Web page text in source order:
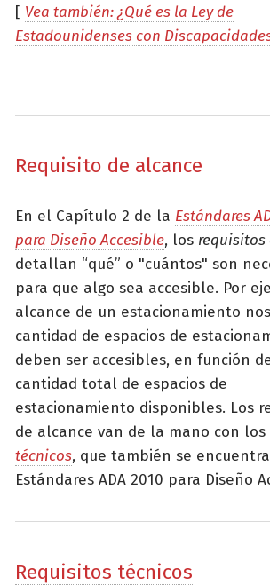
[ Vea también: ¿Qué es la Ley de
Estadounidenses con
Requisito de alcance
En el Capítulo 2 de la Estándares
para Diseño Accesible, los requisitos
detallan “qué” o "cuántos" son
para que algo sea accesible. Por
alcance de un estacionamiento
cantidad de espacios de
deben ser accesibles, en función
cantidad total de espacios de
estacionamiento disponibles. Los
de alcance van de la mano con los
técnicos, que también se
Estándares ADA 2010 para Diseño
Requisitos técnicos